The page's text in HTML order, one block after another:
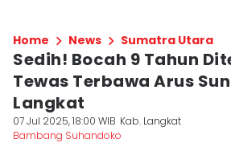
Home News Sumatra Utara
Sedih! Bocah 9 Tahun
Tewas Terbawa Arus
Langkat
07 Jul 2025, 18:00 WIB Kab. Langkat
Bambang Suhandoko